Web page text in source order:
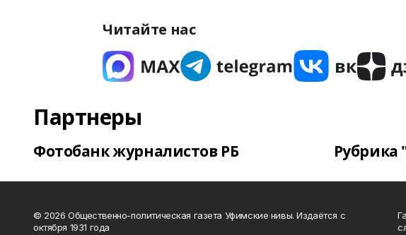
Читайте нас
Партнеры
Фотобанк журналистов РБ Рубрика
© 2026 Общественно-политическая газета Уфимские нивы. Издаётся с
октября 1931 года